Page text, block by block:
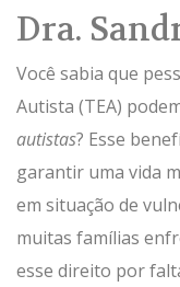
Dra.
Você sabia que
Autista (TEA)
autistas? Esse
garantir uma vida
em situação de
muitas famílias
esse direito por